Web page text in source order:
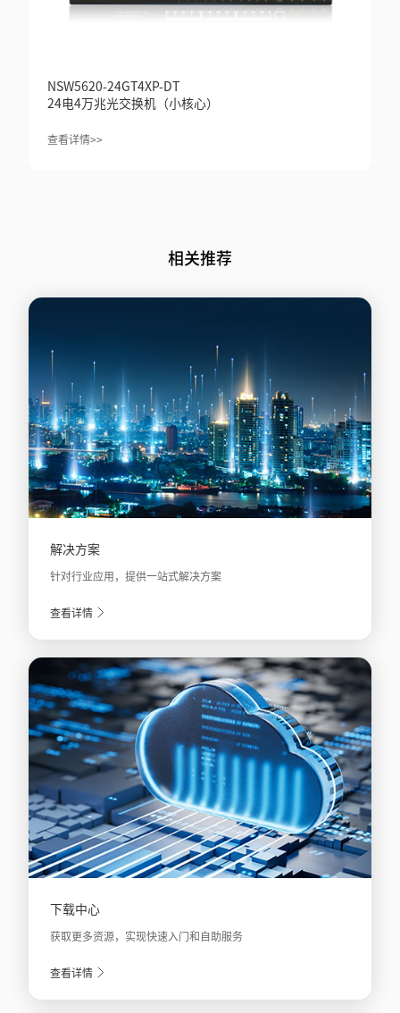
NSW5620-24GT4XP-DT
24电4万兆光交换机（小核心）
查看详情>>
相关推荐
解决方案
针对行业应用，提供一站式解决方案
查看详情
下载中心
获取更多资源，实现快速入门和自助服务
查看详情